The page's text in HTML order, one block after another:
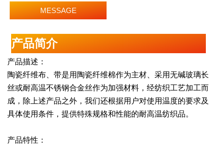
MESSAGE
产品简介
产品描述：
陶瓷纤维布、带是用陶瓷纤维棉作为主材、采用无碱玻璃长
丝或耐高温不锈钢合金丝作为加强材料，经纺织工艺加工而
成，除上述产品之外，我们还根据用户对使用温度的要求及
具体使用条件，提供特殊规格和性能的耐高温纺织品。
产品特性：